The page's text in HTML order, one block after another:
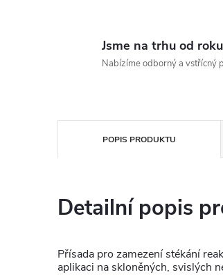
Jsme na trhu od
Nabízíme odborný a vstřícný
POPIS PRODUKTU
Detailní popis
Přísada pro zamezení stékání
aplikaci na skloněných, svislých